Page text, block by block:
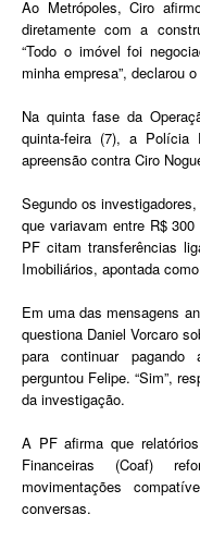
Ao Metrópoles, Ciro
diretamente com a
“Todo o imóvel foi
minha empresa”, declarou
Na quinta fase da
quinta-feira (7), a Polícia
apreensão contra Ciro
Segundo os
que variavam entre R$
PF citam transferências
Imobiliários, apontada
Em uma das mensagens
questiona Daniel Vorcaro
para continuar pagando
perguntou Felipe. “Sim”,
da investigação.
A PF afirma que
Financeiras (Coaf)
movimentações
conversas.